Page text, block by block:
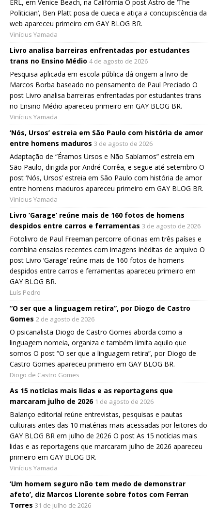
ERL, em Venice Beach, na Califórnia O post Astro de ‘The
Politician’, Ben Platt posa de cueca e atiça a concupiscência da
web apareceu primeiro em GAY BLOG BR.
Vinícius Yamada
Livro analisa barreiras enfrentadas por estudantes
trans no Ensino Médio 4 de agosto de 2026
Pesquisa aplicada em escola pública dá origem a livro de
Marcos Borba baseado no pensamento de Paul Preciado O
post Livro analisa barreiras enfrentadas por estudantes trans
no Ensino Médio apareceu primeiro em GAY BLOG BR.
Vinícius Yamada
‘Nós, Ursos’ estreia em São Paulo com história de amor
entre homens maduros 3 de agosto de 2026
Adaptação de “Éramos Ursos e Não Sabíamos” estreia em
São Paulo, dirigida por André Corrêa, e segue até setembro O
post ‘Nós, Ursos’ estreia em São Paulo com história de amor
entre homens maduros apareceu primeiro em GAY BLOG BR.
Vinícius Yamada
Livro ‘Garage’ reúne mais de 160 fotos de homens
despidos entre carros e ferramentas 3 de agosto de 2026
Fotolivro de Paul Freeman percorre oficinas em três países e
combina ensaios recentes com imagens inéditas de arquivo O
post Livro ‘Garage’ reúne mais de 160 fotos de homens
despidos entre carros e ferramentas apareceu primeiro em
GAY BLOG BR.
Luís Pedro
“O ser que a linguagem retira”, por Diogo de Castro
Gomes 2 de agosto de 2026
O psicanalista Diogo de Castro Gomes aborda como a
linguagem nomeia, organiza e também limita aquilo que
somos O post “O ser que a linguagem retira”, por Diogo de
Castro Gomes apareceu primeiro em GAY BLOG BR.
Diogo de Castro Gomes
As 15 notícias mais lidas e as reportagens que
marcaram julho de 2026 1 de agosto de 2026
Balanço editorial reúne entrevistas, pesquisas e pautas
culturais antes das 10 matérias mais acessadas por leitores do
GAY BLOG BR em julho de 2026 O post As 15 notícias mais
lidas e as reportagens que marcaram julho de 2026 apareceu
primeiro em GAY BLOG BR.
Vinícius Yamada
‘Um homem seguro não tem medo de demonstrar
afeto’, diz Marcos Llorente sobre fotos com Ferran
Torres 31 de julho de 2026